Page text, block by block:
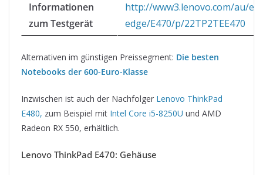
Informationen
zum Testgerät
http://www3.lenovo.com/au/
edge/E470/p/22TP2TEE470
Alternativen im günstigen Preissegment: Die besten
Notebooks der 600-Euro-Klasse
Inzwischen ist auch der Nachfolger Lenovo ThinkPad
E480, zum Beispiel mit Intel Core i5-8250U und AMD
Radeon RX 550, erhältlich.
Lenovo ThinkPad E470: Gehäuse